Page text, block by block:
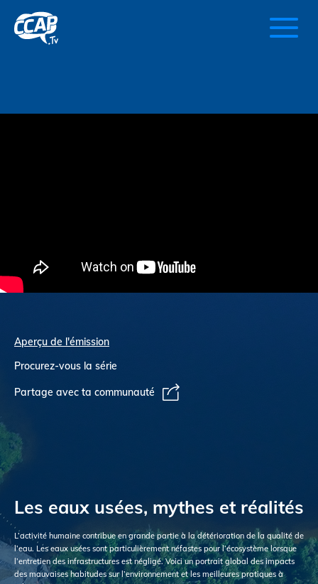
Aperçu de l'émission
Procurez-vous la série
Partage avec ta communauté
Les eaux usées, mythes et réalités
L’activité humaine contribue en grande partie à la détérioration de la qualité de
l’eau. Les eaux usées sont particulièrement néfastes pour l’écosystème lorsque
l’entretien des infrastructures est négligé. Voici un portrait global des impacts
des mauvaises habitudes sur l’environnement et les meilleures pratiques à